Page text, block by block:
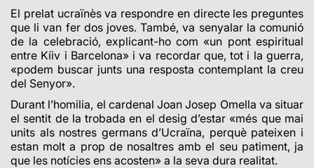
El prelat ucraïnès va respondre en directe les preguntes
que li van fer dos joves. També, va senyalar la comunió
de la celebració, explicant-ho com «un pont espiritual
entre Kíiv i Barcelona» i va recordar que, tot i la guerra,
«podem buscar junts una resposta contemplant la creu
del Senyor».
Durant l’homilia, el cardenal Joan Josep Omella va situar
el sentit de la trobada en el desig d’estar «més que mai
units als nostres germans d’Ucraïna, perquè pateixen i
estan molt a prop de nosaltres amb el seu patiment, ja
que les notícies ens acosten» a la seva dura realitat.